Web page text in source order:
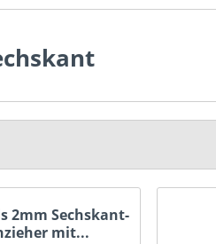
2mm Sechskant-
mit...